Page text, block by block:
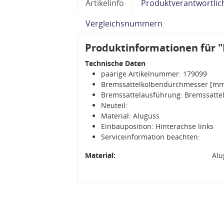
Artikelinfo
Vergleichsnummern
Produktinformationen für
Technische Daten
paarige Artikelnummer: 179099
Bremssattelkolbendurchmesser
Bremssattelausführung:
Neuteil:
Material: Aluguss
Einbauposition: Hinterachse links
Serviceinformation beachten:
Material: